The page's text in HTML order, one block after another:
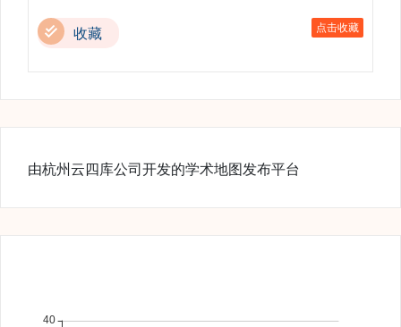
收藏 点击收藏
由杭州云四库公司开发的学术地图发布平台